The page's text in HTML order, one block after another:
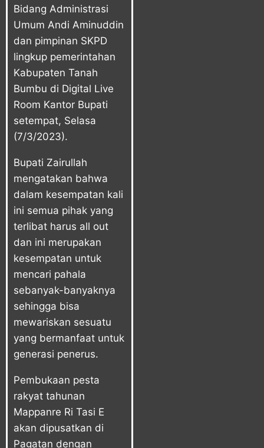
Bidang Administrasi
Umum Andi Aminuddin
dan pimpinan SKPD
lingkup pemerintahan
Kabupaten Tanah
Bumbu di Digital Live
Room Kantor Bupati
setempat, Selasa
(7/3/2023).
Bupati Zairullah
mengatakan bahwa
dalam kesempatan kali
ini semua pihak yang
terlibat harus all out
dan ini merupakan
kesempatan untuk
mencari pahala
sebanyak-banyaknya
sehingga bisa
mewariskan sesuatu
yang bermanfaat untuk
generasi penerus.
Pembukaan pesta
rakyat tahunan
Mappanre Ri Tasi E
akan dipusatkan di
Pagatan dengan